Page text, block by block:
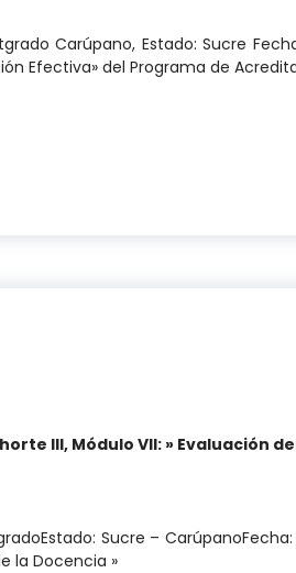
Carúpano, Estado: Sucre
Efectiva» del Programa de
Universitaria, Cohorte
III, Módulo VII: » Evaluación
Sucre –
la Docencia »